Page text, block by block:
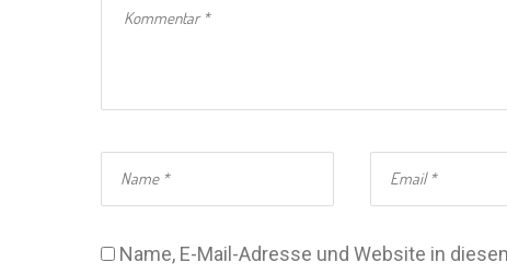
Name, E-Mail-Adresse und Website in